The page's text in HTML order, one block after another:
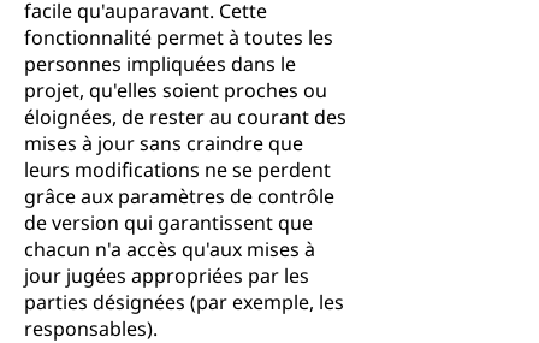
facile qu'auparavant. Cette
fonctionnalité permet à toutes les
personnes impliquées dans le
projet, qu'elles soient proches ou
éloignées, de rester au courant des
mises à jour sans craindre que
leurs modifications ne se perdent
grâce aux paramètres de contrôle
de version qui garantissent que
chacun n'a accès qu'aux mises à
jour jugées appropriées par les
parties désignées (par exemple, les
responsables).